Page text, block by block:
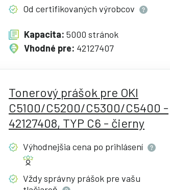
Od certifikovaných výrobcov
Kapacita: 5000 stránok
Vhodné pre: 42127407
Tonerový prášok pre OKI
C5100/C5200/C5300/C5400 -
42127408, TYP C6 - čierny
Výhodnejšia cena po prihlásení
Vždy správny prášok pre vašu